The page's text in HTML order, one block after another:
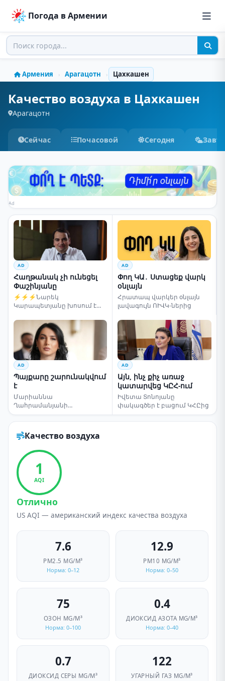
Погода в Армении
Армения › Арагацотн › Цахкашен
Качество воздуха в Цахкашен
Арагацотн
Сейчас Почасовой Сегодня
Ad
AD
Հաղթանակ չի ունեցել
Փաշինյանը
⚡⚡⚡Նարեկ
Կարապետյանը խոսում է
AD
Փող ԿԱ․ Ստացեք վարկ
օնլայն
Հրատապ վարկեր օնլայն
լավագույն ՈՒՎԿ-ներից
AD
Պայքարը շարունակվում
է
Մարիաննա
Ղահրամանյանի
սենսացիոն կոչը
AD
Այն, ինչ քիչ առաջ
կատարվեց ԿԸՀ-ում
Իվետա Տոնոյանը
փակագծեր է բացում ԿՀԸից
Качество воздуха
1
AQI
Отлично
US AQI — американский индекс качества воздуха
7.6
PM2.5 ΜG/M³
Норма: 0–12
12.9
PM10 ΜG/M³
Норма: 0–50
75
ОЗОН ΜG/M³
Норма: 0–100
0.4
ДИОКСИД АЗОТА ΜG/M³
Норма: 0–40
0.7
ДИОКСИД СЕРЫ ΜG/M³
122
УГАРНЫЙ ГАЗ ΜG/M³